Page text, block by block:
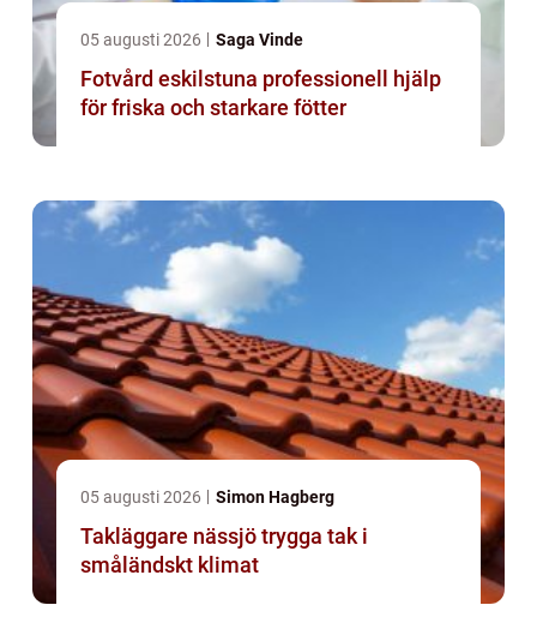
05 augusti 2026 Saga Vinde
Fotvård eskilstuna professionell hjälp
för friska och starkare fötter
05 augusti 2026 Simon Hagberg
Takläggare nässjö trygga tak i
småländskt klimat